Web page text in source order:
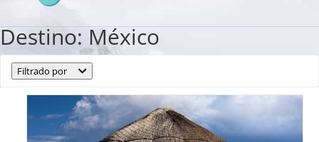
Destino:México
Filtrado por